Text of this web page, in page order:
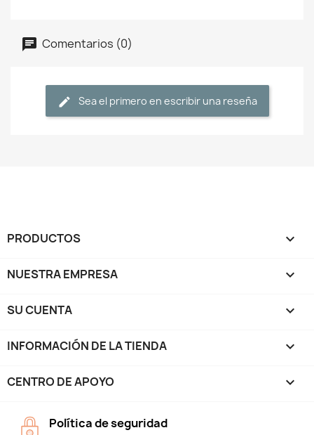
Comentarios (0)
Sea el primero en escribir una reseña
PRODUCTOS 
NUESTRA EMPRESA 
SU CUENTA 
INFORMACIÓN DE LA TIENDA keyboard_arrow_down
CENTRO DE APOYO 
Política de seguridad